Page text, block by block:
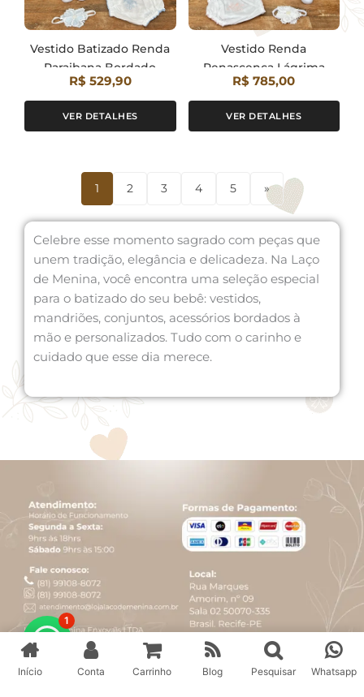
Vestido Batizado Renda
Paraibana Bordado
Manual Azul com
Calcinha
R$ 529,90
VER DETALHES
Vestido Renda
Renascença Lágrima
Bordado Rosa
R$ 785,00
VER DETALHES
1 2 3 4 5 »
Celebre esse momento sagrado com peças que
unem tradição, elegância e delicadeza. Na Laço
de Menina, você encontra uma seleção especial
para o batizado do seu bebê: vestidos,
mandriões, conjuntos, acessórios bordados à
mão e personalizados. Tudo com o carinho e
cuidado que esse dia merece.
Início Conta Carrinho Blog Pesquisar Whatsapp
1